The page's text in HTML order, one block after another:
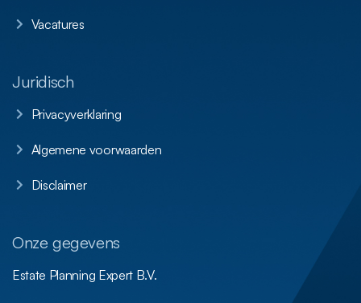
Vacatures
Juridisch
Privacyverklaring
Algemene voorwaarden
Disclaimer
Onze gegevens
Estate Planning Expert B.V.